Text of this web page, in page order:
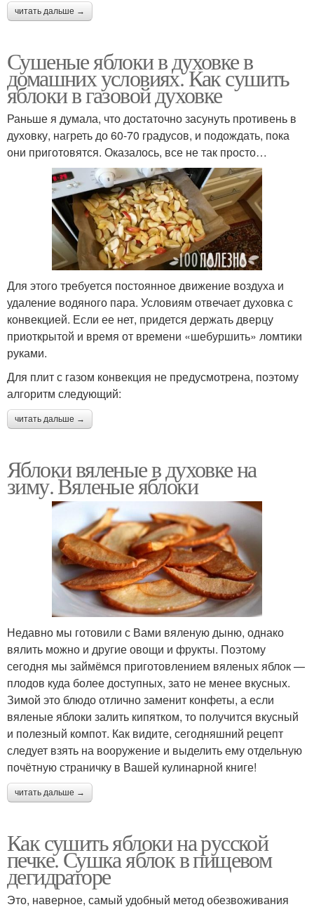
читать дальше →
Сушеные яблоки в духовке в
домашних условиях. Как сушить
яблоки в газовой духовке
Раньше я думала, что достаточно засунуть противень в
духовку, нагреть до 60-70 градусов, и подождать, пока
они приготовятся. Оказалось, все не так просто…
Для этого требуется постоянное движение воздуха и
удаление водяного пара. Условиям отвечает духовка с
конвекцией. Если ее нет, придется держать дверцу
приоткрытой и время от времени «шебуршить» ломтики
руками.
Для плит с газом конвекция не предусмотрена, поэтому
алгоритм следующий:
читать дальше →
Яблоки вяленые в духовке на
зиму. Вяленые яблоки
Недавно мы готовили с Вами вяленую дыню, однако
вялить можно и другие овощи и фрукты. Поэтому
сегодня мы займёмся приготовлением вяленых яблок —
плодов куда более доступных, зато не менее вкусных.
Зимой это блюдо отлично заменит конфеты, а если
вяленые яблоки залить кипятком, то получится вкусный
и полезный компот. Как видите, сегодняшний рецепт
следует взять на вооружение и выделить ему отдельную
почётную страничку в Вашей кулинарной книге!
читать дальше →
Как сушить яблоки на русской
печке. Сушка яблок в пищевом
дегидраторе
Это, наверное, самый удобный метод обезвоживания